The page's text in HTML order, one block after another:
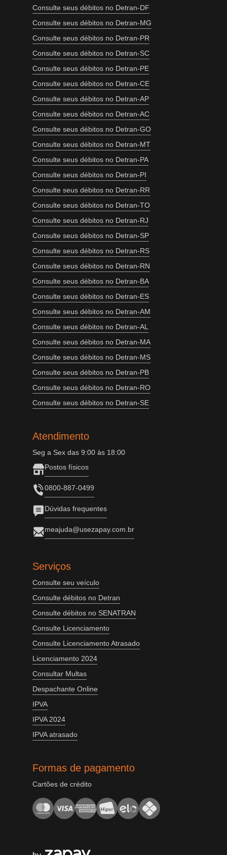
Consulte seus débitos no Detran-DF
Consulte seus débitos no Detran-MG
Consulte seus débitos no Detran-PR
Consulte seus débitos no Detran-SC
Consulte seus débitos no Detran-PE
Consulte seus débitos no Detran-CE
Consulte seus débitos no Detran-AP
Consulte seus débitos no Detran-AC
Consulte seus débitos no Detran-GO
Consulte seus débitos no Detran-MT
Consulte seus débitos no Detran-PA
Consulte seus débitos no Detran-PI
Consulte seus débitos no Detran-RR
Consulte seus débitos no Detran-TO
Consulte seus débitos no Detran-RJ
Consulte seus débitos no Detran-SP
Consulte seus débitos no Detran-RS
Consulte seus débitos no Detran-RN
Consulte seus débitos no Detran-BA
Consulte seus débitos no Detran-ES
Consulte seus débitos no Detran-AM
Consulte seus débitos no Detran-AL
Consulte seus débitos no Detran-MA
Consulte seus débitos no Detran-MS
Consulte seus débitos no Detran-PB
Consulte seus débitos no Detran-RO
Consulte seus débitos no Detran-SE
Atendimento
Seg a Sex das 9:00 às 18:00
Postos físicos
0800-887-0499
Dúvidas frequentes
meajuda@usezapay.com.br
Serviços
Consulte seu veículo
Consulte débitos no Detran
Consulte débitos no SENATRAN
Consulte Licenciamento
Consulte Licenciamento Atrasado
Licenciamento 2024
Consultar Multas
Despachante Online
IPVA
IPVA 2024
IPVA atrasado
Formas de pagamento
Cartões de crédito